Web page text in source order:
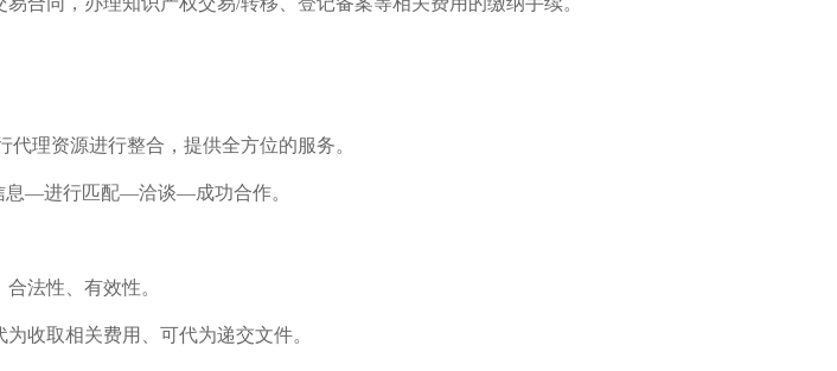
理资源进行整合，提供全方位的服务。
息—进行匹配—洽谈—成功合作。
法性、有效性。
收取相关费用、可代为递交文件。